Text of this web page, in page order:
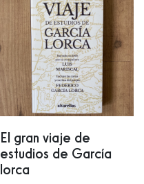
El gran viaje de
estudios de García
lorca